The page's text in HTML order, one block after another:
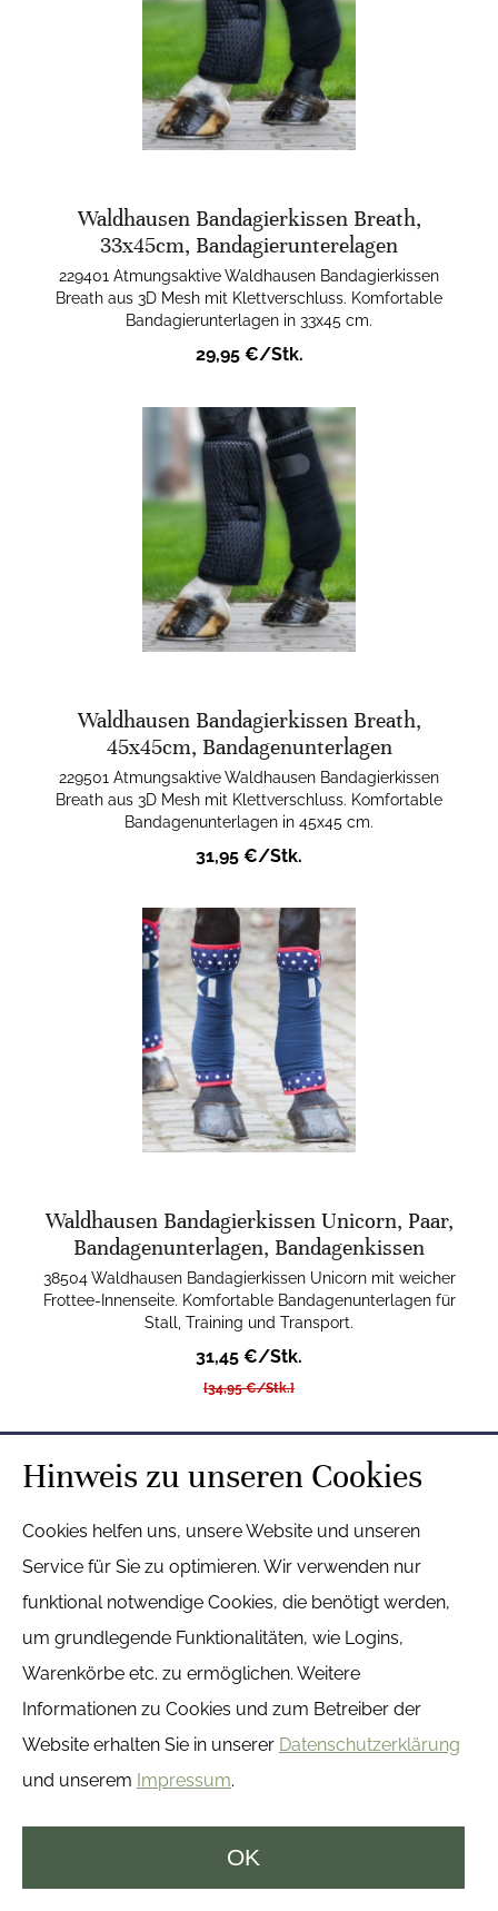
Waldhausen Bandagierkissen Breath,
33x45cm, Bandagierunterelagen
229401 Atmungsaktive Waldhausen Bandagierkissen
Breath aus 3D Mesh mit Klettverschluss. Komfortable
Bandagierunterlagen in 33x45 cm.
29,95 €/Stk.
Waldhausen Bandagierkissen Breath,
45x45cm, Bandagenunterlagen
229501 Atmungsaktive Waldhausen Bandagierkissen
Breath aus 3D Mesh mit Klettverschluss. Komfortable
Bandagenunterlagen in 45x45 cm.
31,95 €/Stk.
Waldhausen Bandagierkissen Unicorn, Paar,
Bandagenunterlagen, Bandagenkissen
38504 Waldhausen Bandagierkissen Unicorn mit weicher
Frottee-Innenseite. Komfortable Bandagenunterlagen für
Stall, Training und Transport.
31,45 €/Stk.
[34,95 €/Stk.]
Versand kostenfrei
ab 85 € Bestellwert
Top Marken
Hinweis zu unseren Cookies
Cookies helfen uns, unsere Website und unseren
Service für Sie zu optimieren. Wir verwenden nur
funktional notwendige Cookies, die benötigt werden,
um grundlegende Funktionalitäten, wie Logins,
Warenkörbe etc. zu ermöglichen. Weitere
Informationen zu Cookies und zum Betreiber der
Website erhalten Sie in unserer Datenschutzerklärung
und unserem Impressum.
OK